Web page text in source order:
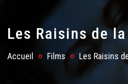
Les Raisins de
Accueil Films Les Raisins